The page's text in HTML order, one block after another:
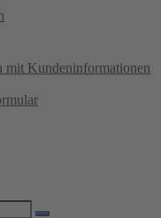
mit Kundeninformationen